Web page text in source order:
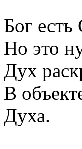
Бог есть
Но это
Дух
В
Духа.